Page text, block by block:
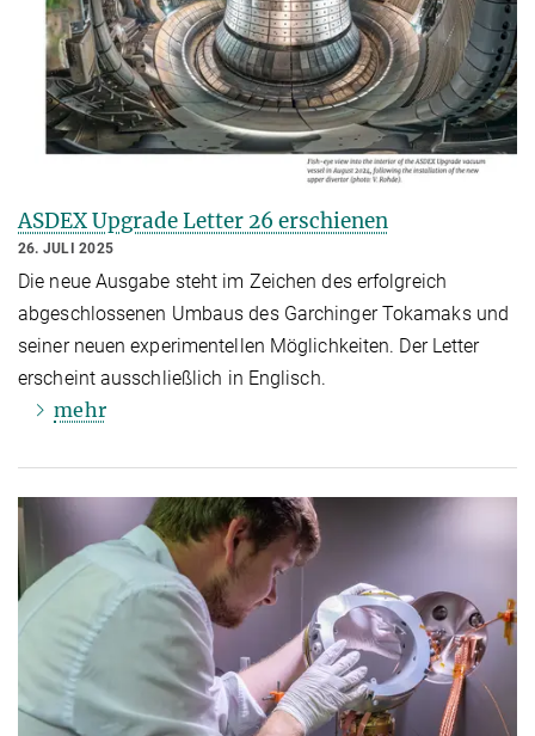
ASDEX Upgrade Letter 26 erschienen
26. JULI 2025
Die neue Ausgabe steht im Zeichen des erfolgreich
abgeschlossenen Umbaus des Garchinger Tokamaks und
seiner neuen experimentellen Möglichkeiten. Der Letter
erscheint ausschließlich in Englisch.
mehr